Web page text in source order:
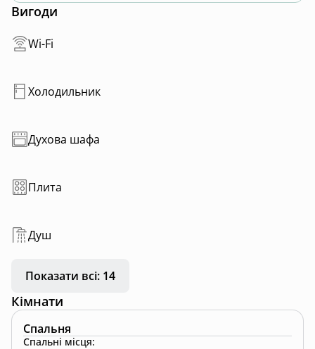
Вигоди
Wi-Fi
Холодильник
Духова шафа
Плита
Душ
Показати всі: 14
Кімнати
Спальня
Спальні місця: